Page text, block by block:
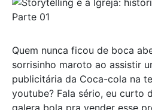
Quem nunca ficou de boca
sorrisinho maroto ao assistir
publicitária da Coca-cola na
youtube? Fala sério, eu curto
galera bola pra vender esse